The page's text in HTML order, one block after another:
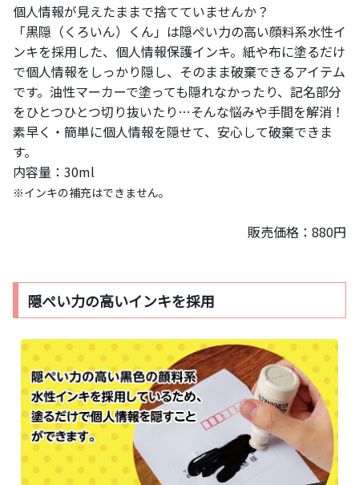
個人情報が見えたままで捨てていませんか？
「黒隠（くろいん）くん」は隠ぺい力の高い顔料系水性イ
ンキを採用した、個人情報保護インキ。紙や布に塗るだけ
で個人情報をしっかり隠し、そのまま破棄できるアイテム
です。油性マーカーで塗っても隠れなかったり、記名部分
をひとつひとつ切り抜いたり…そんな悩みや手間を解消！
素早く・簡単に個人情報を隠せて、安心して破棄できま
す。
内容量：30ml
※インキの補充はできません。
販売価格：880円
隠ぺい力の高いインキを採用